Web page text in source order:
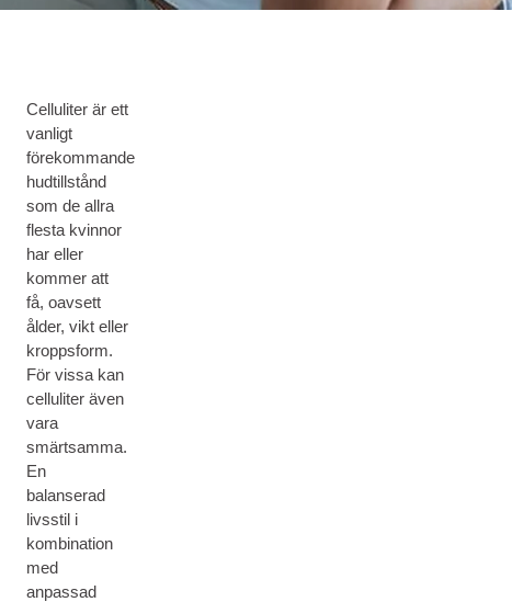
Celluliter är ett
vanligt
förekommande
hudtillstånd
som de allra
flesta kvinnor
har eller
kommer att
få, oavsett
ålder, vikt eller
kroppsform.
För vissa kan
celluliter även
vara
smärtsamma.
En
balanserad
livsstil i
kombination
med
anpassad